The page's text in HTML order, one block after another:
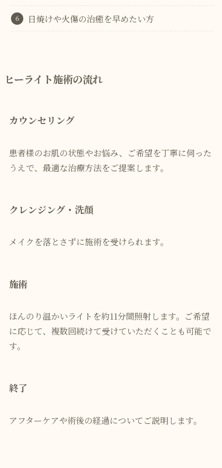
日焼けや火傷の治癒を早めたい方
ヒーライト施術の流れ
カウンセリング
患者様のお肌の状態やお悩み、ご希望を丁寧に伺った
うえで、最適な治療方法をご提案します。
クレンジング・洗顔
メイクを落とさずに施術を受けられます。
施術
ほんのり温かいライトを約11分間照射します。ご希望
に応じて、複数回続けて受けていただくことも可能で
す。
終了
アフターケアや術後の経過についてご説明します。